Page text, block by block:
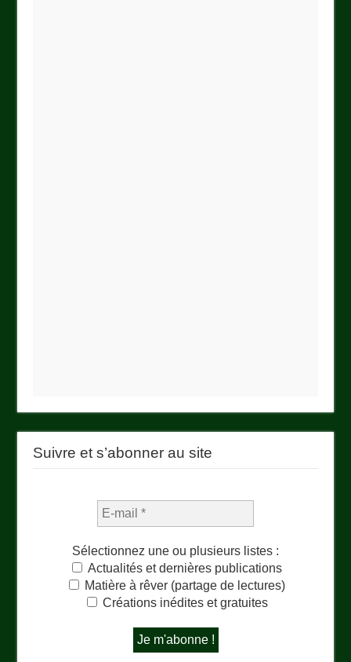
Suivre et s’abonner au site
Sélectionnez une ou plusieurs listes :
Actualités et dernières publications
Matière à rêver (partage de lectures)
Créations inédites et gratuites